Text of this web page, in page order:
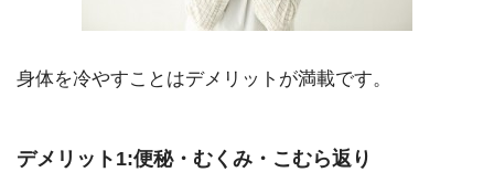
身体を冷やすことはデメリットが満載です。
デメリット1:便秘・むくみ・こむら返り